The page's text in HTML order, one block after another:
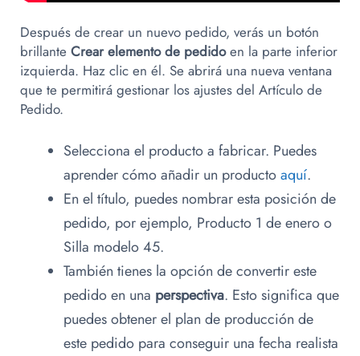
Después de crear un nuevo pedido, verás un botón
brillante Crear elemento de pedidoen la parte inferior
izquierda. Haz clic en él. Se abrirá una nueva ventana
que te permitirá gestionar los ajustes del Artículo de
Pedido.
Selecciona el producto a fabricar. Puedes
aprender cómo añadir un productoaquí.
En el título, puedes nombrar esta posición de
pedido, por ejemplo, Producto 1 de enero o
Silla modelo 45.
También tienes la opción de convertir este
pedido en una perspectiva. Esto significa que
puedes obtener el plan de producción de
este pedido para conseguir una fecha realista